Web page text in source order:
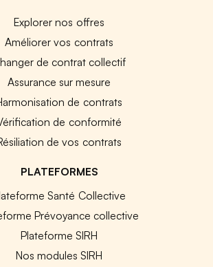
Explorer nos offres
Améliorer vos contrats
de contrat collectif
Assurance sur mesure
de contrats
de conformité
de vos contrats
PLATEFORMES
Santé Collective
Prévoyance collective
Plateforme SIRH
Nos modules SIRH